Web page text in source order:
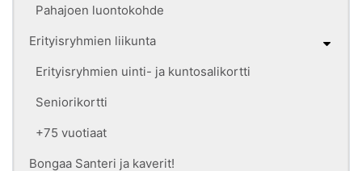
Pahajoen luontokohde
Erityisryhmien liikunta
Erityisryhmien uinti- ja kuntosalikortti
Seniorikortti
+75 vuotiaat
Bongaa Santeri ja kaverit!